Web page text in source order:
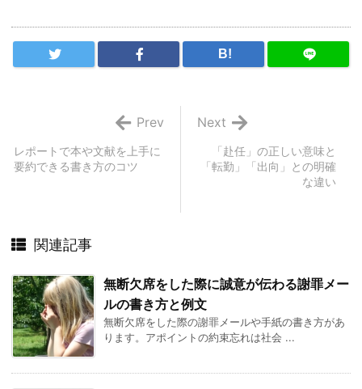
B!
「赴任」の正しい意味と
「転勤」「出向」との明確
な違い
Next
レポートで本や文献を上手に
要約できる書き方のコツ
Prev
関連記事
無断欠席をした際に誠意が伝わる謝罪メー
ルの書き方と例文
無断欠席をした際の謝罪メールや手紙の書き方があ
ります。アポイントの約束忘れは社会 ...